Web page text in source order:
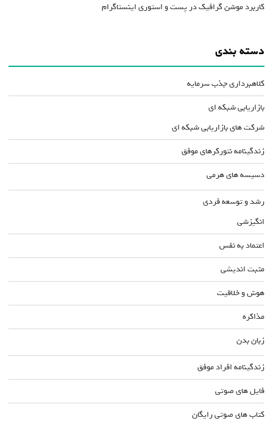
کاربرد موشن گرافیک در پست و استوری اینستاگرام
دسته بندی
کلاهبرداری جذب سرمایه
بازاریابی شبکه ای
شرکت های بازاریابی شبکه ای
زندگینامه نتورکرهای موفق
دسیسه های هرمی
رشد و توسعه فردی
انگیزشی
اعتماد به نفس
مثبت اندیشی
هوش و خلاقیت
مذاکره
زبان بدن
زندگینامه افراد موفق
فایل های صوتی
کتاب های صوتی رایگان